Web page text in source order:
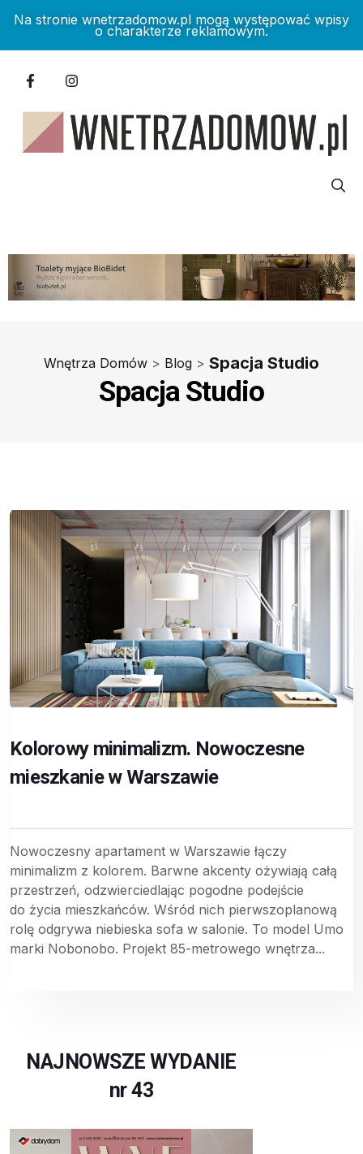
Na stronie wnetrzadomow.pl mogą występować wpisy
o charakterze reklamowym.
Wnętrza Domów > Blog > Spacja Studio
Spacja Studio
Kolorowy minimalizm. Nowoczesne
mieszkanie w Warszawie
Nowoczesny apartament w Warszawie łączy
minimalizm z kolorem. Barwne akcenty ożywiają całą
przestrzeń, odzwierciedlając pogodne podejście
do życia mieszkańców. Wśród nich pierwszoplanową
rolę odgrywa niebieska sofa w salonie. To model Umo
marki Nobonobo. Projekt 85-metrowego wnętrza...
NAJNOWSZE WYDANIE
nr 43